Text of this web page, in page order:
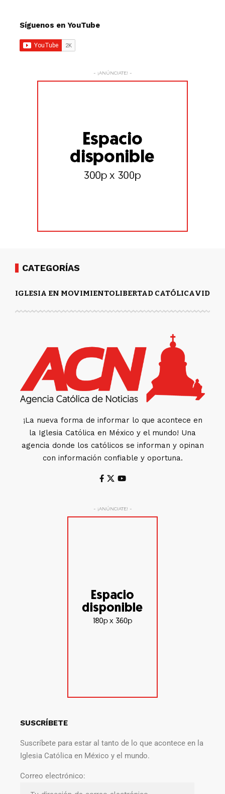
Síguenos en YouTube
- ¡ANÚNCIATE! -
CATEGORÍAS
IGLESIA EN MOVIMIENTOLIBERTAD CATÓLICAVIDA
¡La nueva forma de informar lo que acontece en
la Iglesia Católica en México y el mundo! Una
agencia donde los católicos se informan y opinan
con información confiable y oportuna.
- ¡ANÚNCIATE! -
SUSCRÍBETE
Suscríbete para estar al tanto de lo que acontece en la
Iglesia Católica en México y el mundo.
Correo electrónico: